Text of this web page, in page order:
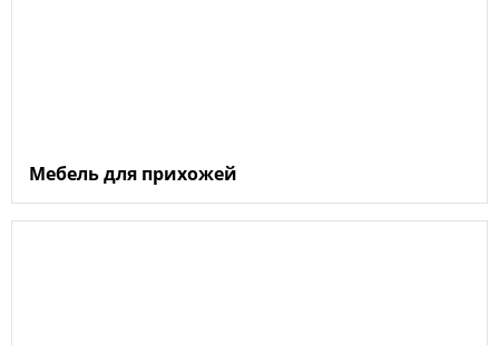
Мебель для прихожей